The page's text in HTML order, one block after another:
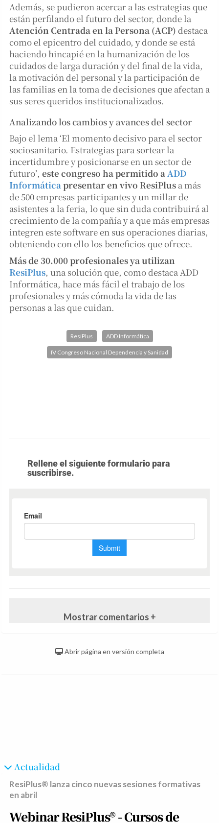
Además, se pudieron acercar a las estrategias que
están perfilando el futuro del sector, donde la
Atención Centrada en la Persona (ACP) destaca
como el epicentro del cuidado, y donde se está
haciendo hincapié en la humanización de los
cuidados de larga duración y del final de la vida,
la motivación del personal y la participación de
las familias en la toma de decisiones que afectan a
sus seres queridos institucionalizados.
Analizando los cambios y avances del sector
Bajo el lema ‘El momento decisivo para el sector
sociosanitario. Estrategias para sortear la
incertidumbre y posicionarse en un sector de
futuro’, este congreso ha permitido aADD
Informáticapresentar en vivo ResiPlus a más
de 500 empresas participantes y un millar de
asistentes a la feria, lo que sin duda contribuirá al
crecimiento de la compañía y a que más empresas
integren este software en sus operaciones diarias,
obteniendo con ello los beneficios que ofrece.
Más de 30.000 profesionales ya utilizan
ResiPlus, una solución que, como destaca ADD
Informática, hace más fácil el trabajo de los
profesionales y más cómoda la vida de las
personas a las que cuidan.
ResiPlus ADD Informática
IV Congreso Nacional Dependencia y Sanidad
Rellene el siguiente formulario para
suscribirse.
Mostrar comentarios +
Abrir página en versión completa
Actualidad
ResiPlus® lanza cinco nuevas sesiones formativas
en abril
Webinar ResiPlus® - Cursos de